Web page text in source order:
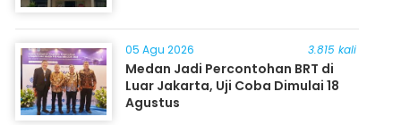
05 Agu 2026 3.815 kali
Medan Jadi Percontohan BRT di
Luar Jakarta, Uji Coba Dimulai 18
Agustus